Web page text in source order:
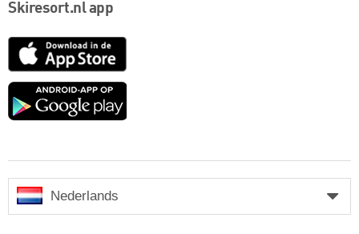
Skiresort.nl app
App
Google
Nederlands